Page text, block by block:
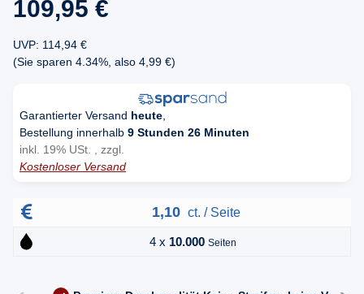
109,95 €
UVP: 114,94 €
(Sie sparen 4.34% , also 4,99 €)
Garantierter Versand heute
Bestellung innerhalb 9 Stunden 26 Minuten
inkl. 19% USt. , zzgl.
Kostenloser Versand
1,10 ct. / Seite
4 x 10.000 Seiten